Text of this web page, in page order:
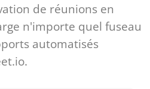
de réunions en
n'importe quel fuseau
automatisés